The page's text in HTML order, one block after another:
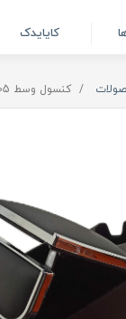
کایایدک
کنسول وسط 405 و پژوپارس(مشکی) دور استیل